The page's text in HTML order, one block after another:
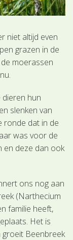
niet altijd even
grazen in de
moerassen
hun
slenken van
ronde dat in de
was voor de
en deze dan ook
ons nog aan
(Narthecium
familie heeft,
Het is
groeit Beenbreek